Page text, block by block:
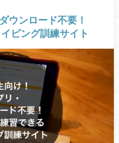
ウンロード不要！
ピング訓練サイト